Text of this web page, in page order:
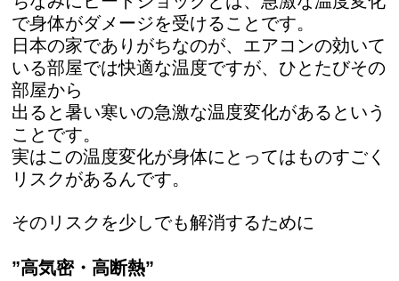
で身体がダメージを受けることです。
日本の家でありがちなのが、エアコンの効いて
いる部屋では快適な温度ですが、ひとたびその
部屋から
出ると暑い寒いの急激な温度変化があるという
ことです。
実はこの温度変化が身体にとってはものすごく
リスクがあるんです。
そのリスクを少しでも解消するために
”高気密・高断熱”